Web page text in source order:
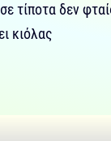
τίποτα δεν
κιόλας